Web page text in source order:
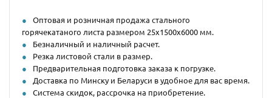
Оптовая и розничная продажа стального
горячекатаного листа размером 25х1500х6000 мм.
Безналичный и наличный расчет.
Резка листовой стали в размер.
Предварительная подготовка заказа к погрузке.
Доставка по Минску и Беларуси в удобное для вас время.
Система скидок, рассрочка на приобретение.